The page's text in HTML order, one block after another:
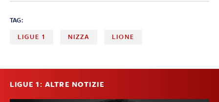
TAG:
LIGUE 1 NIZZA LIONE
LIGUE 1: ALTRE NOTIZIE